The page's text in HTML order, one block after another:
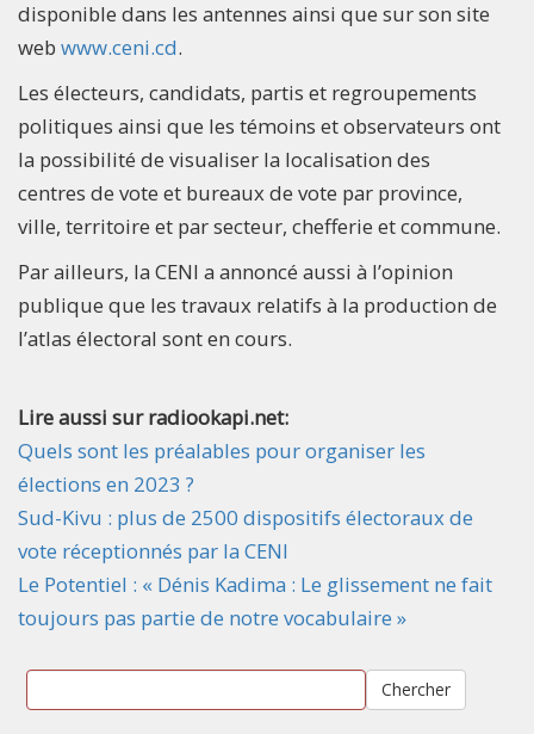
disponible dans les antennes ainsi que sur son site
web www.ceni.cd.
Les électeurs, candidats, partis et regroupements
politiques ainsi que les témoins et observateurs ont
la possibilité de visualiser la localisation des
centres de vote et bureaux de vote par province,
ville, territoire et par secteur, chefferie et commune.
Par ailleurs, la CENI a annoncé aussi à l’opinion
publique que les travaux relatifs à la production de
l’atlas électoral sont en cours.
Lire aussi sur radiookapi.net:
Quels sont les préalables pour organiser les
élections en 2023 ?
Sud-Kivu : plus de 2500 dispositifs électoraux de
vote réceptionnés par la CENI
Le Potentiel : « Dénis Kadima : Le glissement ne fait
toujours pas partie de notre vocabulaire »
Chercher